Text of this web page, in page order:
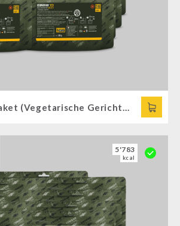
5'783
kcal